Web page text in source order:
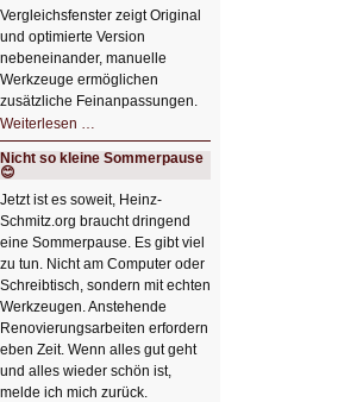
Vergleichsfenster zeigt Original
und optimierte Version
nebeneinander, manuelle
Werkzeuge ermöglichen
zusätzliche Feinanpassungen.
Weiterlesen …
Bildverschönerung
mit
einem
HIZ606:
Bildverschönerung
mit
einem
Klick
Nicht so kleine Sommerpause
😊
Jetzt ist es soweit, Heinz-
Schmitz.org braucht dringend
eine Sommerpause. Es gibt viel
zu tun. Nicht am Computer oder
Schreibtisch, sondern mit echten
Werkzeugen. Anstehende
Renovierungsarbeiten erfordern
eben Zeit. Wenn alles gut geht
und alles wieder schön ist,
melde ich mich zurück.